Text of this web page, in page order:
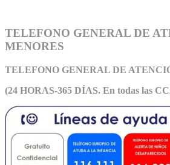
TELEFONO GENERAL DE
MENORES
TELEFONO GENERAL DE ATEN
(24 HORAS-365 DÍAS. En todas las